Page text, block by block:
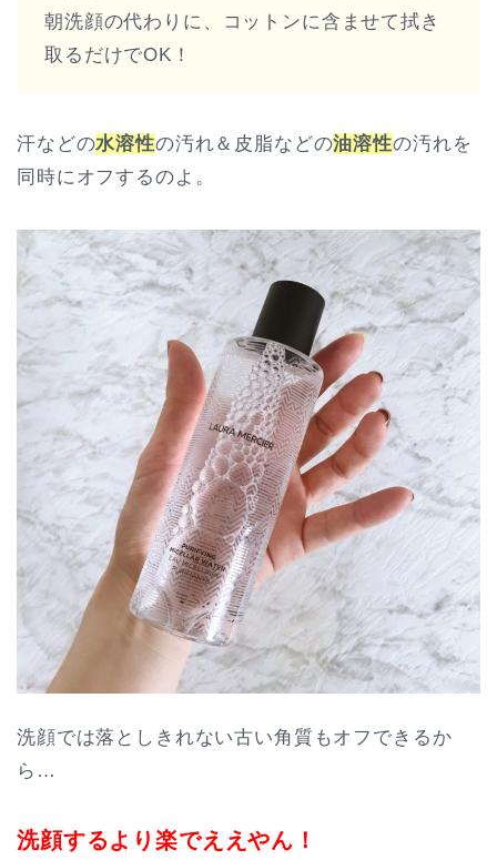
朝洗顔の代わりに、コットンに含ませて拭き
取るだけでOK！
汗などの水溶性の汚れ＆皮脂などの油溶性の汚れを
同時にオフするのよ。
洗顔では落としきれない古い角質もオフできるか
ら…
洗顔するより楽でええやん！